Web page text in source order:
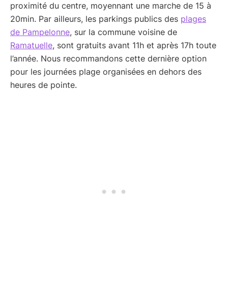
proximité du centre, moyennant une marche de 15 à
20min. Par ailleurs, les parkings publics des plages
de Pampelonne, sur la commune voisine de
Ramatuelle, sont gratuits avant 11h et après 17h toute
l’année. Nous recommandons cette dernière option
pour les journées plage organisées en dehors des
heures de pointe.